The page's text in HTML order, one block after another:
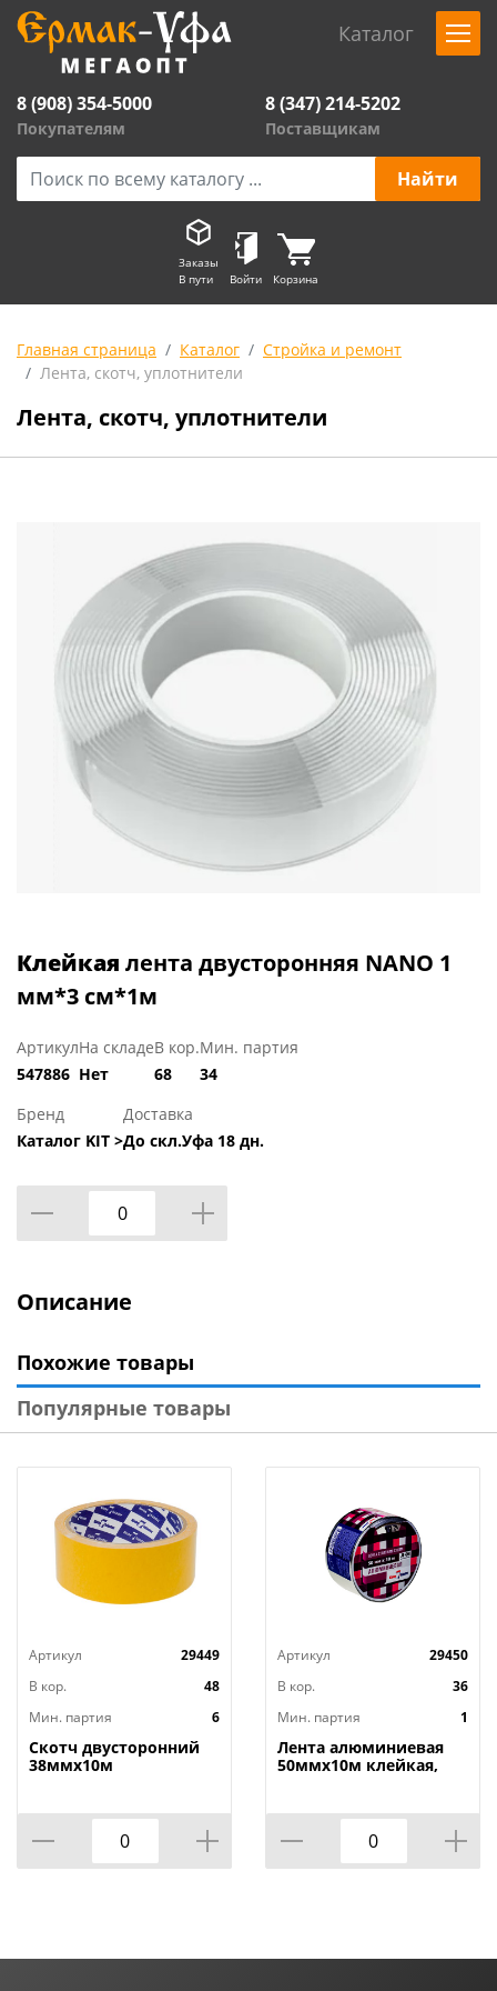
Каталог
8 (908) 354-5000
Покупателям
8 (347) 214-5202
Поставщикам
Заказы
В пути
Войти Корзина
Главная страница Каталог
Стройка и ремонт
Лента, скотч, уплотнители
Лента, скотч, уплотнители
Клейкая лента двусторонняя NANO 1
мм*3 см*1м
Артикул
547886
На складе
Нет
В кор.
68
Мин. партия
34
Бренд
Каталог KIT >
Доставка
До скл.Уфа 18 дн.
Описание
Похожие товары
Популярные товары
Артикул
29449
В кор.
48
Мин. партия
6
Скотч двусторонний
38ммх10м
38*10PP, 6/48
Артикул
29450
В кор.
36
Мин. партия
1
Лента алюминиевая
50ммх10м клейкая,